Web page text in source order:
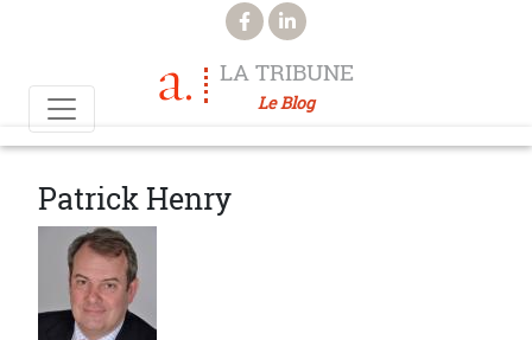
Aller au contenu principal
LA TRIBUNE
Le Blog
Patrick Henry